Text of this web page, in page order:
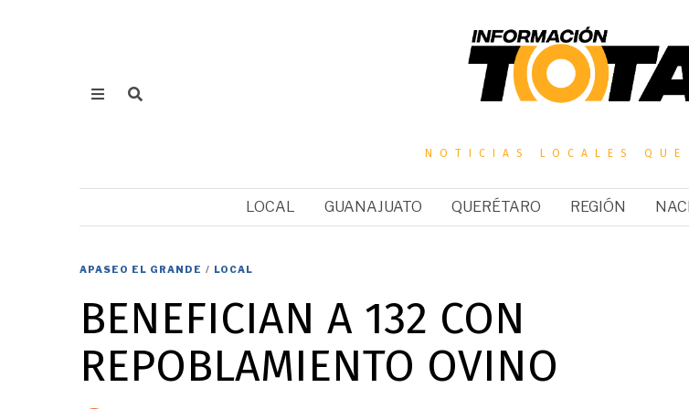
NOTICIAS LOCALES QUE
LOCAL GUANAJUATO QUERÉTARO REGIÓN
APASEO EL GRANDE / LOCAL
BENEFICIAN A 132 CON
REPOBLAMIENTO OVINO